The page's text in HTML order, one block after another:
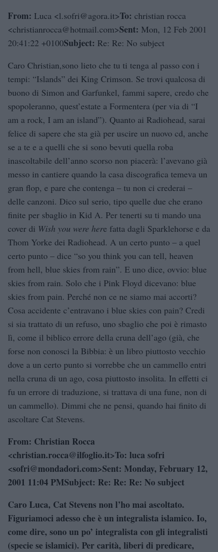
From: Luca <l.sofri@agora.it>To: christian rocca
<christianrocca@hotmail.com>Sent: Mon, 12 Feb 2001
20:41:22 +0100Subject: Re: Re: No subject
Caro Christian,sono lieto che tu ti tenga al passo con i
tempi: “Islands” dei King Crimson. Se trovi qualcosa di
buono di Simon and Garfunkel, fammi sapere, credo che
spopoleranno, quest’estate a Formentera (per via di “I
am a rock, I am an island”). Quanto ai Radiohead, sarai
felice di sapere che sta già per uscire un nuovo cd, anche
se a te e a quelli che si sono bevuti quella roba
inascoltabile dell’anno scorso non piacerà: l’avevano già
messo in cantiere quando la casa discografica temeva un
gran flop, e pare che contenga – tu non ci crederai –
delle canzoni. Dico sul serio, tipo quelle due che erano
finite per sbaglio in Kid A. Per tenerti su ti mando una
cover di Wish you were here fatta dagli Sparklehorse e da
Thom Yorke dei Radiohead. A un certo punto – a quel
certo punto – dice “so you think you can tell, heaven
from hell, blue skies from rain”. E uno dice, ovvio: blue
skies from rain. Solo che i Pink Floyd dicevano: blue
skies from pain. Perché non ce ne siamo mai accorti?
Cosa accidente c’entravano i blue skies con pain? Credi
si sia trattato di un refuso, uno sbaglio che poi è rimasto
lì, come il biblico errore della cruna dell’ago (già, che
forse non conosci la Bibbia: è un libro piuttosto vecchio
dove a un certo punto si vorrebbe che un cammello entri
nella cruna di un ago, cosa piuttosto insolita. In effetti ci
fu un errore di traduzione, si trattava di una fune, non di
un cammello). Dimmi che ne pensi, quando hai finito di
ascoltare Cat Stevens.
From: Christian Rocca
<christian.rocca@ilfoglio.it>To: luca sofri
<sofri@mondadori.com>Sent: Monday, February 12,
2001 11:04 PMSubject: Re: Re: Re: No subject
Caro Luca, Cat Stevens non l’ho mai ascoltato.
Figuriamoci adesso che è un integralista islamico. Io,
come dire, sono un po’ integralista con gli integralisti
(specie se islamici). Per carità, liberi di predicare,